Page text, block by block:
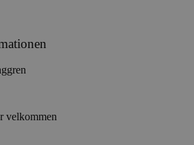
velkommen